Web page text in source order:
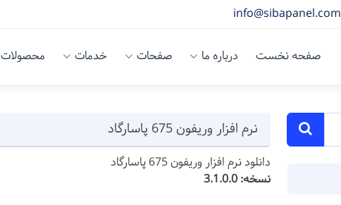
info@sibapanel.com
صفحه نخست درباره ما صفحات خدمات محصولات
نرم افزار وریفون 675 پاسارگاد
دانلود نرم افزار وریفون 675 پاسارگاد
نسخه: 3.1.0.0